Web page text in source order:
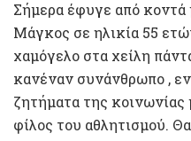
Σήμερα έφυγε από κοντά
Μάγκος σε ηλικία 55
χαμόγελο στα χείλη
κανέναν συνάνθρωπο ,
ζητήματα της
φίλος του αθλητισμού.